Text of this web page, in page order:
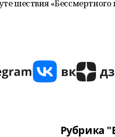
шествия «Бессмертного
Рубрика